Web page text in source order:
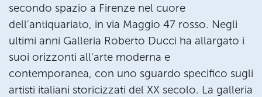
secondo spazio a Firenze nel cuore
dell'antiquariato, in via Maggio 47 rosso. Negli
ultimi anni Galleria Roberto Ducci ha allargato i
suoi orizzonti all'arte moderna e
contemporanea, con uno sguardo specifico sugli
artisti italiani storicizzati del XX secolo. La galleria